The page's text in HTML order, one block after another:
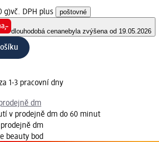
g)vč. DPH plus poštovné
dlouhodobá cenanebyla zvýšena od 19.05.2026
1-3 pracovní dny
dm
v prodejně dm do 60 minut
dm
beauty bod